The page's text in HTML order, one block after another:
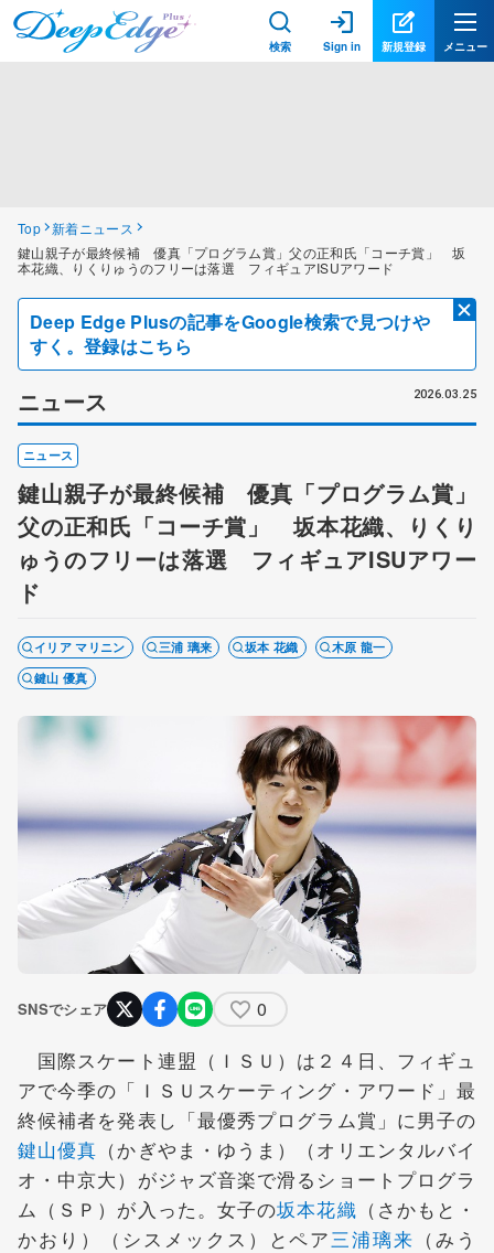
検索 Sign in 新規登録 メニュー
Top 新着ニュース
鍵山親子が最終候補 優真「プログラム賞」父の正和氏「コーチ賞」 坂
本花織、りくりゅうのフリーは落選 フィギュアISUアワード
Deep Edge Plusの記事をGoogle検索で見つけや
すく。登録はこちら
ニュース 2026.03.25
ニュース
鍵山親子が最終候補 優真「プログラム賞」
父の正和氏「コーチ賞」 坂本花織、りくり
ゅうのフリーは落選 フィギュアISUアワー
ド
イリア マリニン 三浦 璃来 坂本 花織
木原 龍一
鍵山 優真
SNSでシェア 0
国際スケート連盟（ＩＳＵ）は２４日、フィギュ
アで今季の「ＩＳＵスケーティング・アワード」最
終候補者を発表し「最優秀プログラム賞」に男子の
鍵山優真 （かぎやま・ゆうま）（オリエンタルバイ
オ・中京大）がジャズ音楽で滑るショートプログラ
ム（ＳＰ）が入った。女子の坂本花織 （さかもと・
かおり）（シスメックス）とペア三浦璃来 （みう